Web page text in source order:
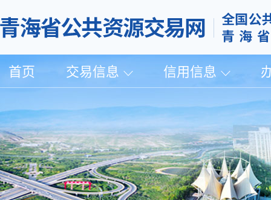
首页 交易信息 信用信息